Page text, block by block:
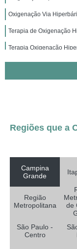
Oxigenação Via
Terapia de Oxigenação
Terapia Oxigenação
Regiões que a
Campina
Grande
Região
Metropolitana
de
São Paulo -
Centro